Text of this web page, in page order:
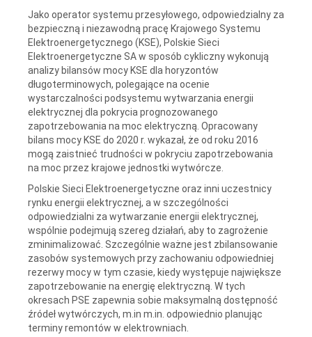
Jako operator systemu przesyłowego, odpowiedzialny za
bezpieczną i niezawodną pracę Krajowego Systemu
Elektroenergetycznego (KSE), Polskie Sieci
Elektroenergetyczne SA w sposób cykliczny wykonują
analizy bilansów mocy KSE dla horyzontów
długoterminowych, polegające na ocenie
wystarczalności podsystemu wytwarzania energii
elektrycznej dla pokrycia prognozowanego
zapotrzebowania na moc elektryczną. Opracowany
bilans mocy KSE do 2020 r. wykazał, że od roku 2016
mogą zaistnieć trudności w pokryciu zapotrzebowania
na moc przez krajowe jednostki wytwórcze.
Polskie Sieci Elektroenergetyczne oraz inni uczestnicy
rynku energii elektrycznej, a w szczególności
odpowiedzialni za wytwarzanie energii elektrycznej,
wspólnie podejmują szereg działań, aby to zagrożenie
zminimalizować. Szczególnie ważne jest zbilansowanie
zasobów systemowych przy zachowaniu odpowiedniej
rezerwy mocy w tym czasie, kiedy występuje największe
zapotrzebowanie na energię elektryczną. W tych
okresach PSE zapewnia sobie maksymalną dostępność
źródeł wytwórczych, m.in m.in. odpowiednio planując
terminy remontów w elektrowniach.